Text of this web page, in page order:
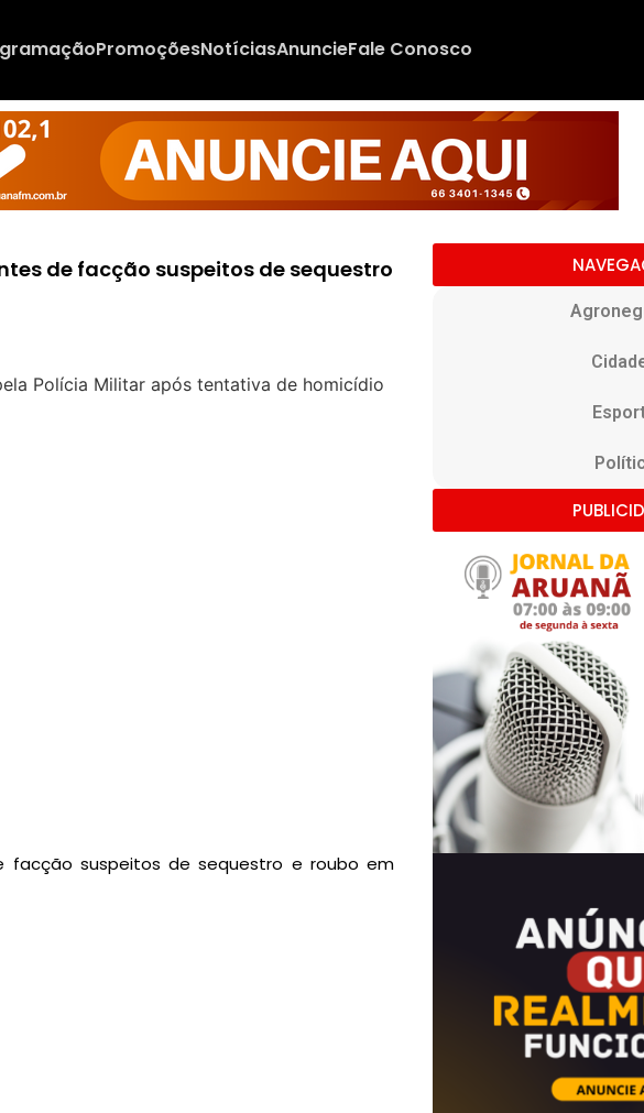
PromoçõesNotíciasAnuncieFale Conosco
de facção suspeitos de sequestro
facção suspeitos de sequestro e roubo em